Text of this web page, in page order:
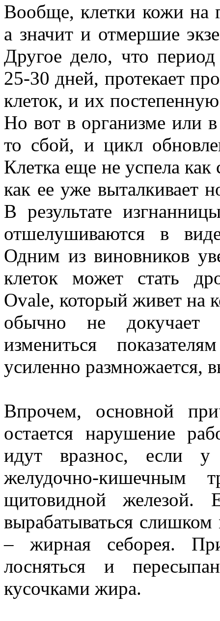
Вообще, клетки кожи на
а значит и отмершие
Другое дело, что
25-30 дней, протекает
клеток, и их
Но вот в организме или
то сбой, и цикл
Клетка еще не успела как
как ее уже выталкивает
В результате
отшелушиваются в
Одним из виновников
клеток может стать
Ovale, который живет на
обычно не докучает
измениться
усиленно размножается,
Впрочем, основной
остается нарушение
идут вразнос, если
желудочно-кишечным
щитовидной железой.
вырабатываться слишком
– жирная себорея.
лосняться и
кусочками жира.